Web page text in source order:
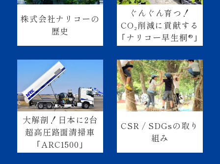
株式会社ナリコーの
歴史
ぐんぐん育つ！
CO₂削減に貢献する
｢ナリコー早生桐®｣
大解剖！日本に2台
超高圧路面清掃車
｢ARC1500｣
CSR / SDGsの取り
組み